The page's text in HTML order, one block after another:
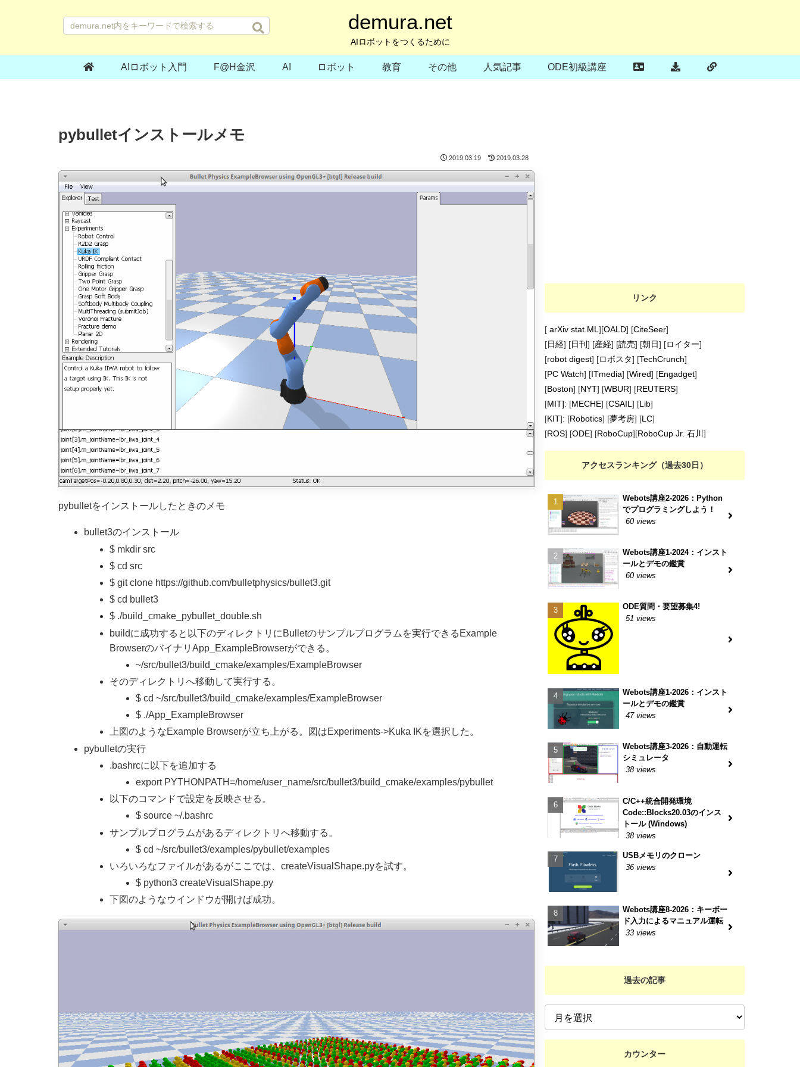
demura.net
AIロボットをつくるために
AIロボット入門 F@H金沢 AI ロボット 教育 その他 人気記事 ODE初級講座
pybulletインストールメモ
2019.03.19 2019.03.28
pybulletをインストールしたときのメモ
bullet3のインストール
$ mkdir src
$ cd src
$ git clone https://github.com/bulletphysics/bullet3.git
$ cd bullet3
$ ./build_cmake_pybullet_double.sh
buildに成功すると以下のディレクトリにBulletのサンプルプログラムを実行できるExample
BrowserのバイナリApp_ExampleBrowserができる。
~/src/bullet3/build_cmake/examples/ExampleBrowser
そのディレクトリへ移動して実行する。
$ cd ~/src/bullet3/build_cmake/examples/ExampleBrowser
$ ./App_ExampleBrowser
上図のようなExample Browserが立ち上がる。図はExperiments->Kuka IKを選択した。
pybulletの実行
.bashrcに以下を追加する
export PYTHONPATH=/home/user_name/src/bullet3/build_cmake/examples/pybullet
以下のコマンドで設定を反映させる。
$ source ~/.bashrc
サンプルプログラムがあるディレクトリへ移動する。
$ cd ~/src/bullet3/examples/pybullet/examples
いろいろなファイルがあるがここでは、createVisualShape.pyを試す。
$ python3 createVisualShape.py
下図のようなウインドウが開けば成功。
リンク
[ arXiv stat.ML ][OALD] [CiteSeer]
[日経] [日刊 ] [産経] [読売] [朝日] [ロイター]
[robot digest] [ロボスタ] [TechCrunch]
[PC Watch] [ITmedia] [Wired] [Engadget]
[Boston] [NYT] [WBUR] [REUTERS]
[MIT]: [MECHE] [CSAIL ] [Lib]
[KIT]: [Robotics] [夢考房] [LC]
[ROS] [ODE] [RoboCup][RoboCup Jr. 石川 ]
アクセスランキング（過去30日）
Webots講座2-2026：Python
でプログラミングしよう！
60 views
Webots講座1-2024：インスト
ールとデモの鑑賞
60 views
ODE質問・要望募集4!
51 views
Webots講座1-2026：インスト
ールとデモの鑑賞
47 views
Webots講座3-2026：自動運転
シミュレータ
38 views
C/C++統合開発環境
Code::Blocks20.03のインス
トール (Windows)
38 views
USBメモリのクローン
36 views
Webots講座8-2026：キーボー
ド入力によるマニュアル運転
33 views
過去の記事
カウンター